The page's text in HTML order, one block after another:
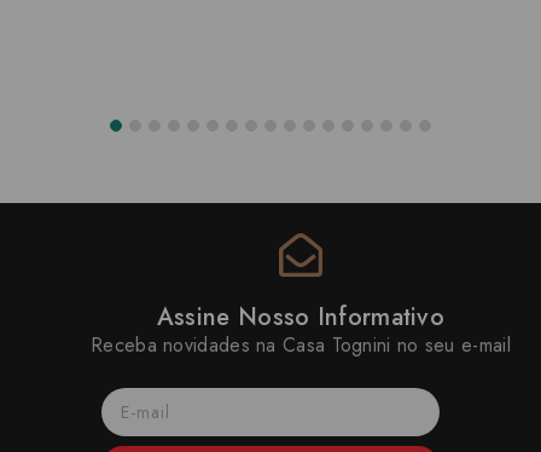
Assine Nosso Informativo
Receba novidades na Casa Tognini no seu e-mail